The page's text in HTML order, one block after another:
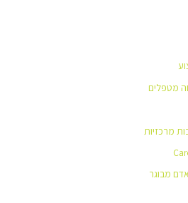
מטפלים
מרכזיות
מבוגר